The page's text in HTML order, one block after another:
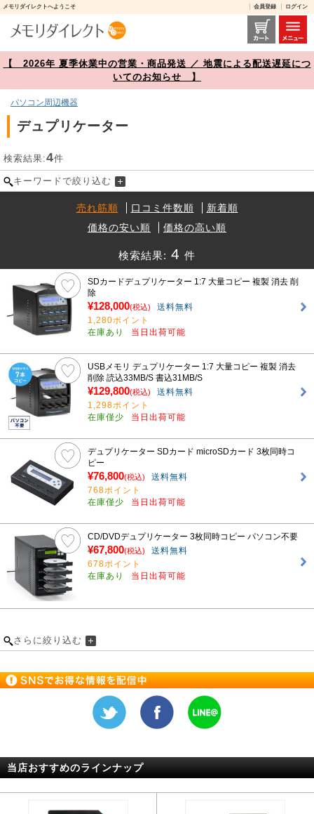
メモリダイレクトへようこそ 会員登録 ログイン
デュプリケーター 商品一覧【メモリダイレクト】
【 2026年 夏季休業中の営業・商品発送 ／ 地震による配送遅延につ
いてのお知らせ 】
パソコン周辺機器
デュプリケーター
検索結果:4件
キーワードで絞り込む
売れ筋順 口コミ件数順
新着順
価格の安い順
価格の高い順
検索結果: 4 件
SDカードデュプリケーター 1:7 大量コピー 複製 消去 削
除
¥128,000(税込)
送料無料
1,280ポイント
在庫あり
当日出荷可能
USBメモリ デュプリケーター 1:7 大量コピー 複製 消去
削除 読込33MB/S 書込31MB/S
¥129,800(税込)
送料無料
1,298ポイント
在庫僅少
当日出荷可能
デュプリケーター SDカード microSDカード 3枚同時コ
ピー
¥76,800(税込)
送料無料
768ポイント
在庫僅少
当日出荷可能
CD/DVDデュプリケーター 3枚同時コピー パソコン不要
¥67,800(税込)
送料無料
678ポイント
在庫あり
当日出荷可能
さらに絞り込む
当店おすすめのラインナップ